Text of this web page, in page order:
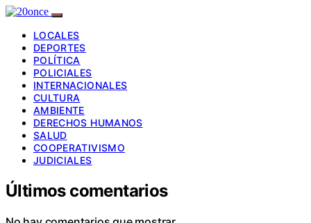
LOCALES
DEPORTES
POLÍTICA
POLICIALES
INTERNACIONALES
CULTURA
AMBIENTE
DERECHOS HUMANOS
SALUD
COOPERATIVISMO
JUDICIALES
Últimos comentarios